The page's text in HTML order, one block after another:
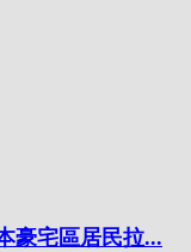
豪宅區居民拉...